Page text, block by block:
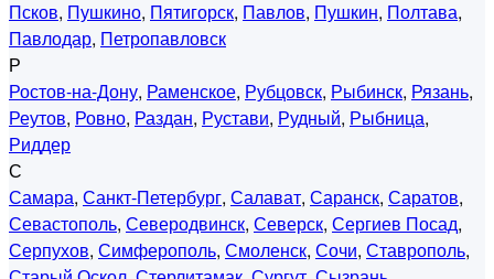
Псков, Пушкино, Пятигорск, Павлов, Пушкин, Полтава,
Павлодар, Петропавловск
Р
Ростов-на-Дону, Раменское, Рубцовск, Рыбинск, Рязань,
Реутов, Ровно, Раздан, Рустави, Рудный, Рыбница,
Риддер
С
Самара, Санкт-Петербург, Салават, Саранск, Саратов,
Севастополь, Северодвинск, Северск, Сергиев Посад,
Серпухов, Симферополь, Смоленск, Сочи, Ставрополь,